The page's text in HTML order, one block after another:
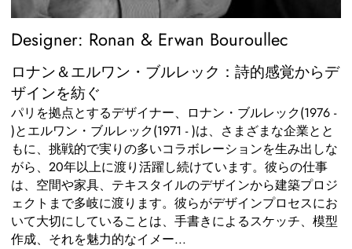
Designer: Ronan & Erwan Bouroullec
ロナン＆エルワン・ブルレック：詩的感覚からデ
ザインを紡ぐ
パリを拠点とするデザイナー、ロナン・ブルレック(1976 -
)とエルワン・ブルレック(1971 - )は、さまざまな企業とと
もに、挑戦的で実りの多いコラボレーションを生み出しな
がら、20年以上に渡り活躍し続けています。彼らの仕事
は、空間や家具、テキスタイルのデザインから建築プロジ
ェクトまで多岐に渡ります。彼らがデザインプロセスにお
いて大切にしていることは、手書きによるスケッチ、模型
作成、それを魅力的なイメー...